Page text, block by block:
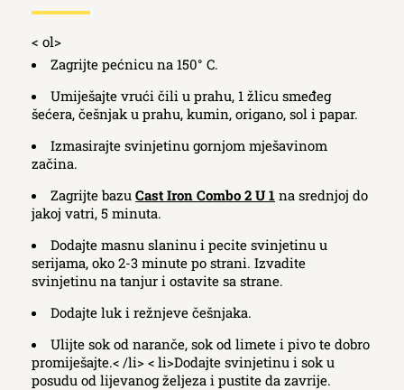
< ol>
Zagrijte pećnicu na 150° C.
Umiješajte vrući čili u prahu, 1 žlicu smeđeg
šećera, češnjak u prahu, kumin, origano, sol i papar.
Izmasirajte svinjetinu gornjom mješavinom
začina.
Zagrijte bazu Cast Iron Combo 2 U 1 na srednjoj do
jakoj vatri, 5 minuta.
Dodajte masnu slaninu i pecite svinjetinu u
serijama, oko 2-3 minute po strani. Izvadite
svinjetinu na tanjur i ostavite sa strane.
Dodajte luk i režnjeve češnjaka.
Ulijte sok od naranče, sok od limete i pivo te dobro
promiješajte.< /li> < li>Dodajte svinjetinu i sok u
posudu od lijevanog željeza i pustite da zavrije.